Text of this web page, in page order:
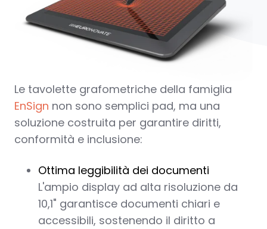
Le tavolette grafometriche della famiglia
EnSign non sono semplici pad, ma una
soluzione costruita per garantire diritti,
conformità e inclusione:
Ottima leggibilità dei documenti
L'ampio display ad alta risoluzione da
10,1" garantisce documenti chiari e
accessibili, sostenendo il diritto a